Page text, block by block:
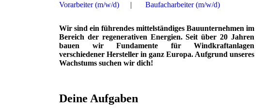
Vorarbeiter (m/w/d) Baufacharbeiter (m/w/d)
Wir sind ein führendes mittelständiges Bauunternehmen im
Bereich der regenerativen Energien. Seit über 20 Jahren
bauen wir Fundamente für Windkraftanlagen
verschiedener Hersteller in ganz Europa. Aufgrund unseres
Wachstums suchen wir dich!
Deine Aufgaben